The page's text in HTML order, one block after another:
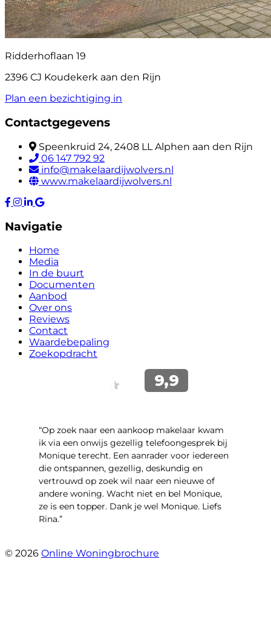
Ridderhoflaan 19
2396 CJ Koudekerk aan den Rijn
Plan een bezichtiging in
Contactgegevens
Speenkruid 24, 2408 LL Alphen aan den Rijn
06 147 792 92
info@makelaardijwolvers.nl
www.makelaardijwolvers.nl
Navigatie
Home
Media
In de buurt
Documenten
Aanbod
Over ons
Reviews
Contact
Waardebepaling
Zoekopdracht
“Op zoek naar een aankoop makelaar kwam
ik via een onwijs gezellig telefoongesprek bij
Monique terecht. Een aanrader voor iedereen
die ontspannen, gezellig, deskundig en
vertrouwd op zoek wil naar een nieuwe of
andere woning. Wacht niet en bel Monique,
ze is een topper. Dank je wel Monique. Liefs
Rina.”
© 2026 Online Woningbrochure